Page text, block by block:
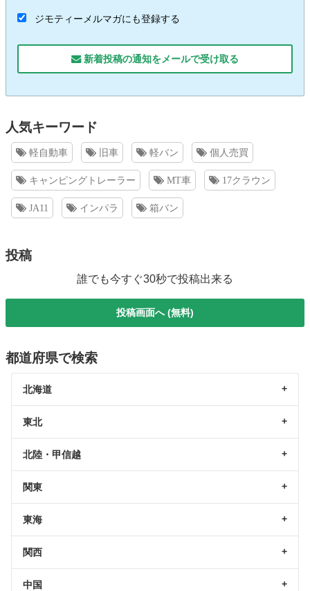
ジモティーメルマガにも登録する
新着投稿の通知をメールで受け取る
人気キーワード
軽自動車 旧車 軽バン 個人売買
キャンピングトレーラー MT車 17クラウン
JA11 インパラ 箱バン
投稿
誰でも今すぐ30秒で投稿出来る
投稿画面へ (無料)
都道府県で検索
北海道
東北
北陸・甲信越
関東
東海
関西
中国